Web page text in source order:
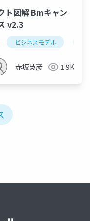
モデルキャンバス bmg
ト図解 Bmキャン
v2.3
ビジネスモデル
赤坂英彦 1.9K